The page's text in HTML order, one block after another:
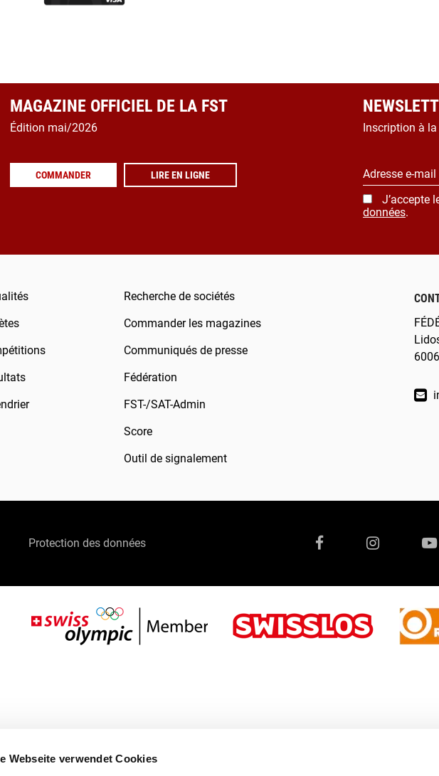
Webseite verwendet Cookies
MAGAZINE OFFICIEL DE LA FST
Édition mai/2026
COMMANDER LIRE EN LIGNE
Inscription à
Adresse e-mail
J’accepte
données.
Recherche de sociétés
Commander les magazines
Communiqués de presse
Fédération
FST-/SAT-Admin
Score
Outil de signalement
Protection des données